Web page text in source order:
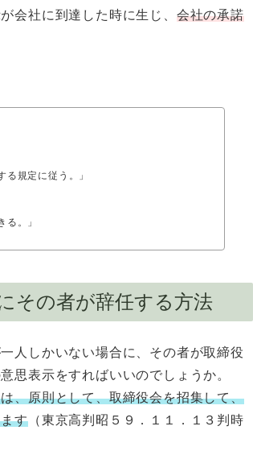
会社に到達した時に生じ、 会社の承諾
る規定に従う。」
る。」
その者が辞任する方法
人しかいない場合に、その者が取締役
思表示をすればいいのでしょうか。
、原則として、取締役会を招集して、
す （東京高判昭５９．１１．１３判時